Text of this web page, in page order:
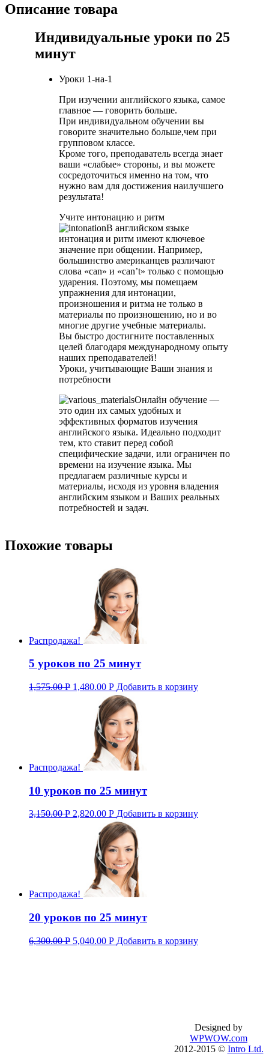
Описание товара
Индивидуальные уроки по 25
минут
Уроки 1-на-1
При изучении английского языка, самое
главное — говорить больше.
При индивидуальном обучении вы
говорите значительно больше,чем при
групповом классе.
Кроме того, преподаватель всегда знает
ваши «слабые» стороны, и вы можете
сосредоточиться именно на том, что
нужно вам для достижения наилучшего
результата!
Учите интонацию и ритм
В английском языке
интонация и ритм имеют ключевое
значение при общении. Например,
большинство американцев различают
слова «can» и «can’t» только с помощью
ударения. Поэтому, мы помещаем
упражнения для интонации,
произношения и ритма не только в
материалы по произношению, но и во
многие другие учебные материалы.
Вы быстро достигните поставленных
целей благодаря международному опыту
наших преподавателей!
Уроки, учитывающие Ваши знания и
потребности
Онлайн обучение —
это один их самых удобных и
эффективных форматов изучения
английского языка. Идеально подходит
тем, кто ставит перед собой
специфические задачи, или ограничен по
времени на изучение языка. Мы
предлагаем различные курсы и
материалы, исходя из уровня владения
английским языком и Ваших реальных
потребностей и задач.
Похожие товары
Распродажа!
5 уроков по 25 минут
1,575.00Р 1,480.00 Р Добавить в корзину
Распродажа!
10 уроков по 25 минут
3,150.00Р 2,820.00 Р Добавить в корзину
Распродажа!
20 уроков по 25 минут
6,300.00Р 5,040.00 Р Добавить в корзину
Designed by
WPWOW.com
2012-2015 © Intro Ltd.